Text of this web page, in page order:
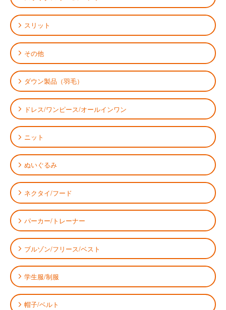
スリット
その他
ダウン製品（羽毛）
ドレス/ワンピース/オールインワン
ニット
ぬいぐるみ
ネクタイ/フード
パーカー/トレーナー
ブルゾン/フリース/ベスト
学生服/制服
帽子/ベルト